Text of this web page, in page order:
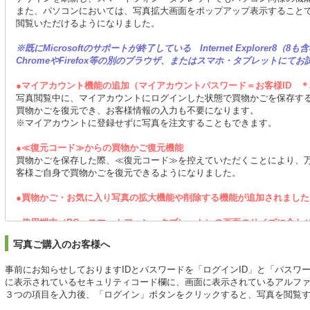
また、パソコンにおいては、写真拡大画面をポップアップ表示すること
閲覧いただけるようになりました。
※既にMicrosoftのサポートが終了している Internet Explorer8（8も含
ChromeやFirefox等の別のブラウザ、またはスマホ・タブレットにてお
●マイアカウント機能の追加（マイアカウントパスワード＝お客様ID
写真閲覧中に、マイアカウントにログインした状態で買物かごを保存す
買物かごを復元でき、お客様情報の入力も不要になります。
※マイアカウントに登録せずに写真を注文することもできます。
●≪復元コード≫からの買物かご復元機能
買物かごを保存した際、≪復元コード≫を控えていただくことにより、
客様ご自身で買物かごを復元できるようになりました。
●買物かご・お気に入り写真の拡大機能や削除する機能が追加されまし
●使用端末（PC、スマートフォン、タブレット）の画面のサイズに合わ
写真ご購入のお客様へ
事前にお知らせしておりますIDとパスワードを「ログインID」と「パスワ
に表示されているセキュリティコード欄に、画面に表示されているアルフ
３つの項目を入力後、「ログイン」ボタンをクリックすると、写真を閲覧